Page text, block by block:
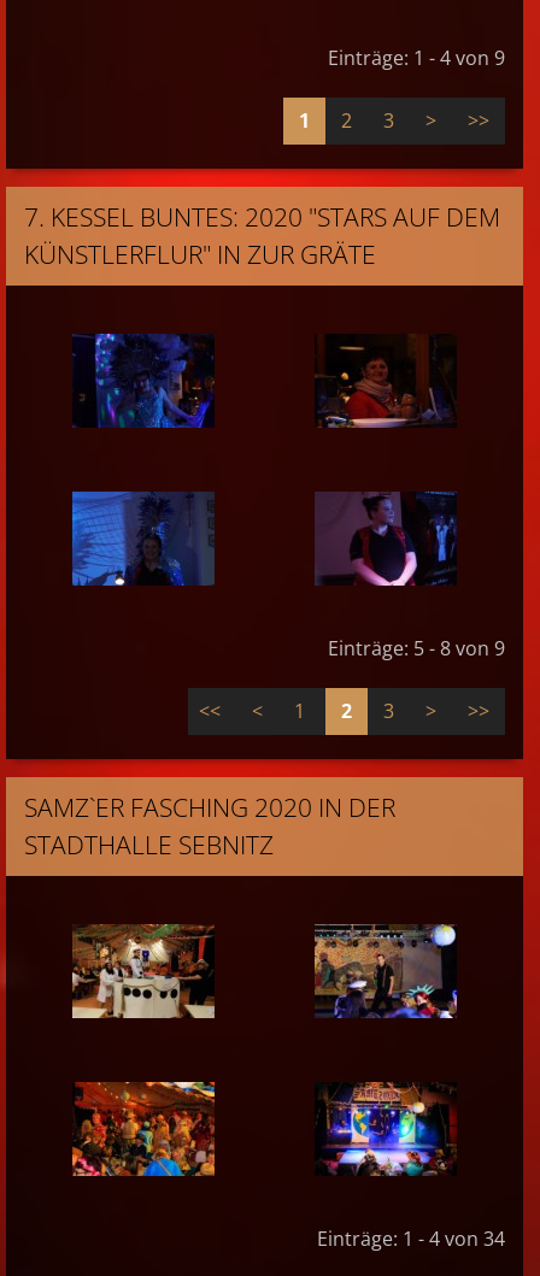
Einträge: 1 - 4 von 9
1 2 3 > >>
7. KESSEL BUNTES: 2020 "STARS AUF DEM
KÜNSTLERFLUR" IN ZUR GRÄTE
Einträge: 5 - 8 von 9
<< < 1 2 3 > >>
SAMZ`ER FASCHING 2020 IN DER
STADTHALLE SEBNITZ
Einträge: 1 - 4 von 34